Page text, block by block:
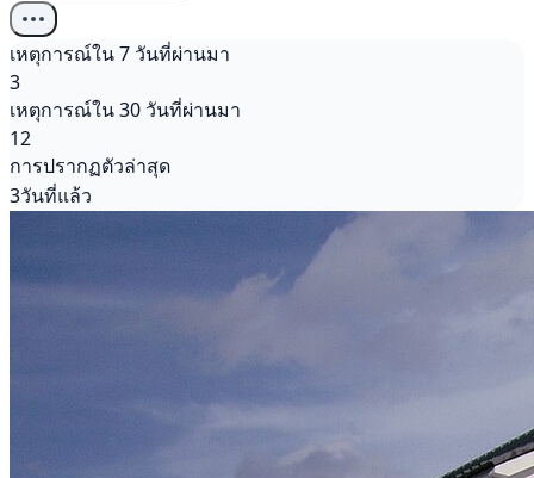
เหตุการณ์ใน 7 วันที่ผ่านมา
3
เหตุการณ์ใน 30 วันที่ผ่านมา
12
การปรากฏตัวล่าสุด
3วันที่แล้ว